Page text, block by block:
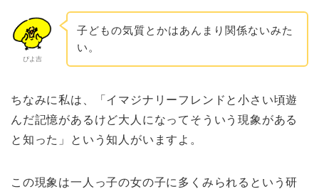
ぴよ吉
子どもの気質とかはあんまり関係ないみた
い。
ちなみに私は、「イマジナリーフレンドと小さい頃遊
んだ記憶があるけど大人になってそういう現象がある
と知った」という知人がいますよ。
この現象は一人っ子の女の子に多くみられるという研